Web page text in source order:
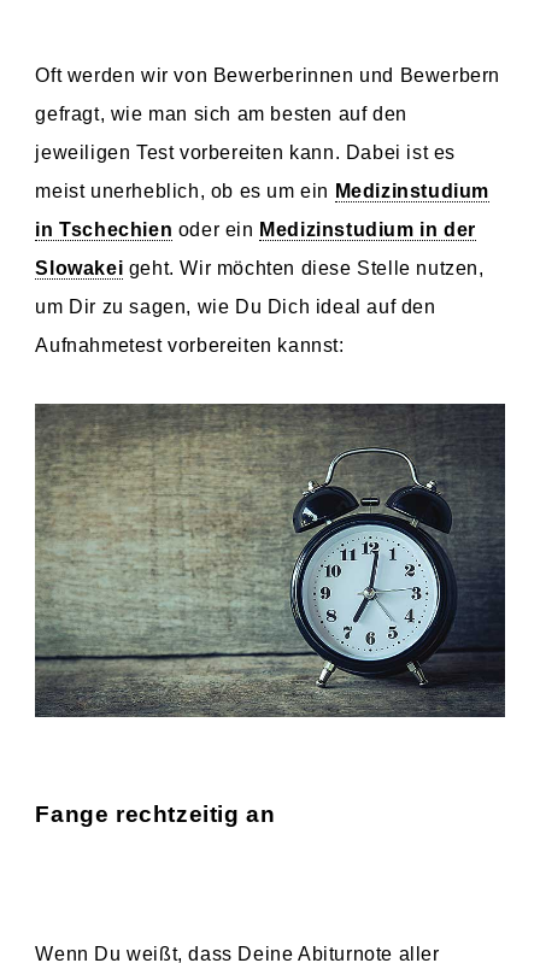
Oft werden wir von Bewerberinnen und Bewerbern
gefragt, wie man sich am besten auf den
jeweiligen Test vorbereiten kann. Dabei ist es
meist unerheblich, ob es um ein Medizinstudium
in Tschechien oder ein Medizinstudium in der
Slowakei geht. Wir möchten diese Stelle nutzen,
um Dir zu sagen, wie Du Dich ideal auf den
Aufnahmetest vorbereiten kannst:
Fange rechtzeitig an
Wenn Du weißt, dass Deine Abiturnote aller